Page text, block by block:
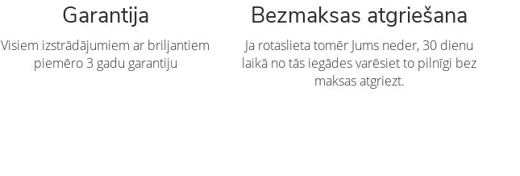
Garantija
Visiem izstrādājumiem ar briljantiem
piemēro 3 gadu garantiju
Bezmaksas atgriešana
Ja rotaslieta tomēr Jums neder, 30 dienu
laikā no tās iegādes varēsiet to pilnīgi bez
maksas atgriezt.